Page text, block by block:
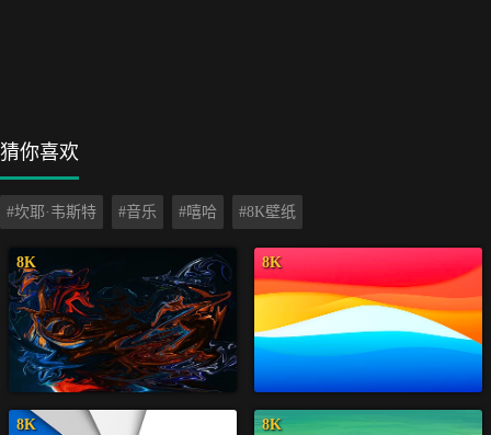
猜你喜欢
#坎耶·韦斯特 #音乐 #嘻哈 #8K壁纸
8K 8K
8K 8K